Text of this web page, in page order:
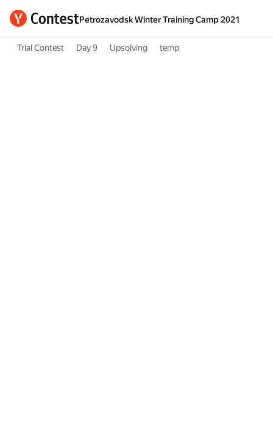
Petrozavodsk Winter Training Camp 2021
Trial Contest Day 9 Upsolving temp